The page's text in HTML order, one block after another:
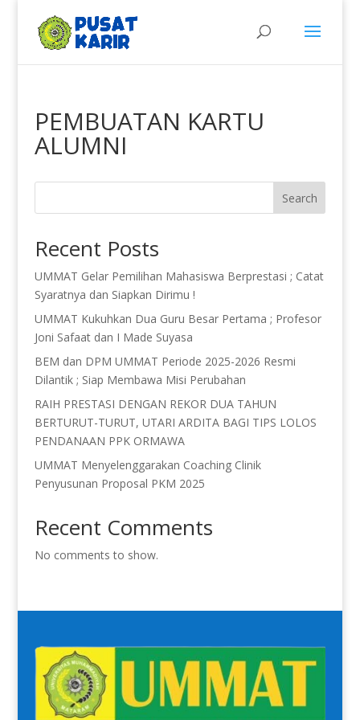
PEMBUATAN KARTU
ALUMNI
Search
Recent Posts
UMMAT Gelar Pemilihan Mahasiswa Berprestasi ; Catat
Syaratnya dan Siapkan Dirimu !
UMMAT Kukuhkan Dua Guru Besar Pertama ; Profesor
Joni Safaat dan I Made Suyasa
BEM dan DPM UMMAT Periode 2025-2026 Resmi
Dilantik ; Siap Membawa Misi Perubahan
RAIH PRESTASI DENGAN REKOR DUA TAHUN
BERTURUT-TURUT, UTARI ARDITA BAGI TIPS LOLOS
PENDANAAN PPK ORMAWA
UMMAT Menyelenggarakan Coaching Clinik
Penyusunan Proposal PKM 2025
Recent Comments
No comments to show.